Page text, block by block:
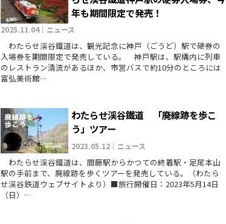
年も期間限定で発売！
2025.11.04｜ニュース
わたらせ渓谷鐵道は、観光記念に神戸（ごうど）駅で硬券の
入場券を期間限定で発売している。 神戸駅は、駅構内に列車
のレストラン清流があるほか、市営バスで約10分のところには
富弘美術館…
わたらせ渓谷鐵道 「廃線跡を歩こ
う」ツアー
2023.05.12｜ニュース
わたらせ渓谷鐵道は、間藤駅からかつての終着駅・足尾本山
駅の手前まで、廃線跡を歩くツアーを発売している。（わたら
せ渓谷鉄道ウェブサイトより）■旅行開催日：2023年5月14日
（日）…